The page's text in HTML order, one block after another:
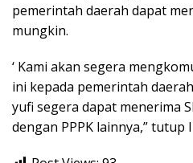
pemerintah daerah dapat
mungkin.
‘ Kami akan segera
ini kepada pemerintah
yufi segera dapat menerima
dengan PPPK lainnya,” tutup